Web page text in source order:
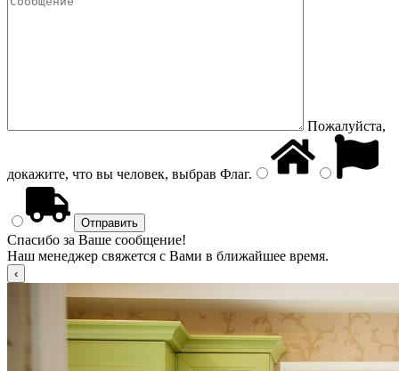
Пожалуйста,
докажите, что вы человек, выбрав Флаг.
Спасибо за Ваше сообщение!
Наш менеджер свяжется с Вами в ближайшее время.